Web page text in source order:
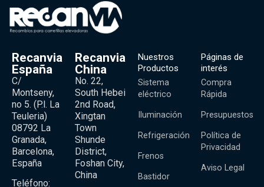
Recanvia
España
C/
Montseny,
no 5. (P.l. La
Teuleria)
08792 La
Granada,
Barcelona,
España
Teléfono:
Recanvia
China
No. 22,
South Hebei
2nd Road,
Xingtan
Town
Shunde
District,
Foshan City,
China
Nuestros
Productos
Sistema
eléctrico
Iluminación
Refrigeración
Frenos
Bastidor
Páginas de
interés
Compra
Rápida
Presupuestos
Política de
Privacidad
Aviso Legal